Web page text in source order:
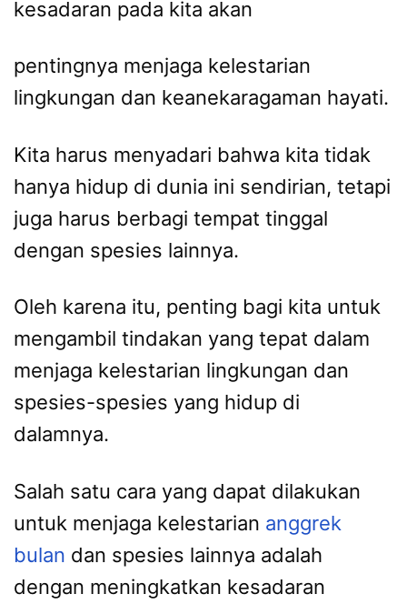
kesadaran pada kita akan
pentingnya menjaga kelestarian
lingkungan dan keanekaragaman hayati.
Kita harus menyadari bahwa kita tidak
hanya hidup di dunia ini sendirian, tetapi
juga harus berbagi tempat tinggal
dengan spesies lainnya.
Oleh karena itu, penting bagi kita untuk
mengambil tindakan yang tepat dalam
menjaga kelestarian lingkungan dan
spesies-spesies yang hidup di
dalamnya.
Salah satu cara yang dapat dilakukan
untuk menjaga kelestarian anggrek
bulan dan spesies lainnya adalah
dengan meningkatkan kesadaran